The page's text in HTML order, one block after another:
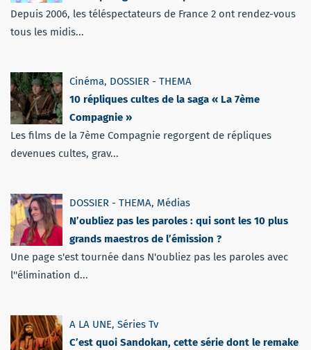
Depuis 2006, les téléspectateurs de France 2 ont rendez-vous
tous les midis...
Cinéma, DOSSIER - THEMA
10 répliques cultes de la saga « La 7ème
Compagnie »
Les films de la 7ème Compagnie regorgent de répliques
devenues cultes, grav...
DOSSIER - THEMA, Médias
N’oubliez pas les paroles : qui sont les 10 plus
grands maestros de l’émission ?
Une page s'est tournée dans N'oubliez pas les paroles avec
l''élimination d...
A LA UNE, Séries Tv
C’est quoi Sandokan, cette série dont le remake